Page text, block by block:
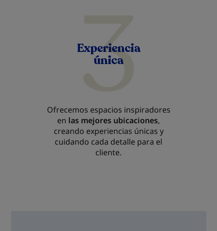
Ofrecemos espacios inspiradores
en las mejores ubicaciones,
creando experiencias únicas y
cuidando cada detalle para el
cliente.